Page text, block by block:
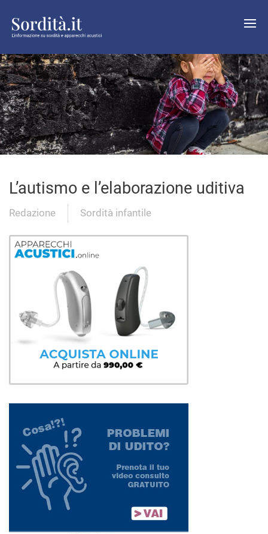
L’autismo e l’elaborazione uditiva
Redazione Sordità infantile